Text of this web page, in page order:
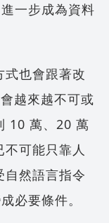
一步成為資料
也會跟著改
越來越不可或
10 萬、20 萬
可能只靠人
然語言指令
必要條件。